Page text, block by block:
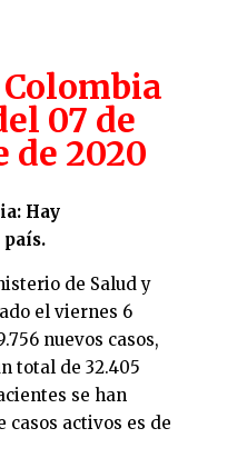
07 de
de 2020
Hay
país.
de Salud y
el viernes 6
nuevos casos,
total de 32.405
se han
casos activos es de